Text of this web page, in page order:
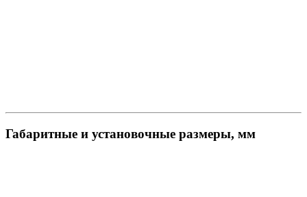
Габаритные и установочные размеры, мм